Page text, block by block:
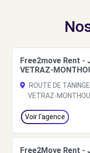
Free2move Rent -
VETRAZ-
ROUTE DE
VETRAZ-
Voir l'agence
Free2Move Rent -